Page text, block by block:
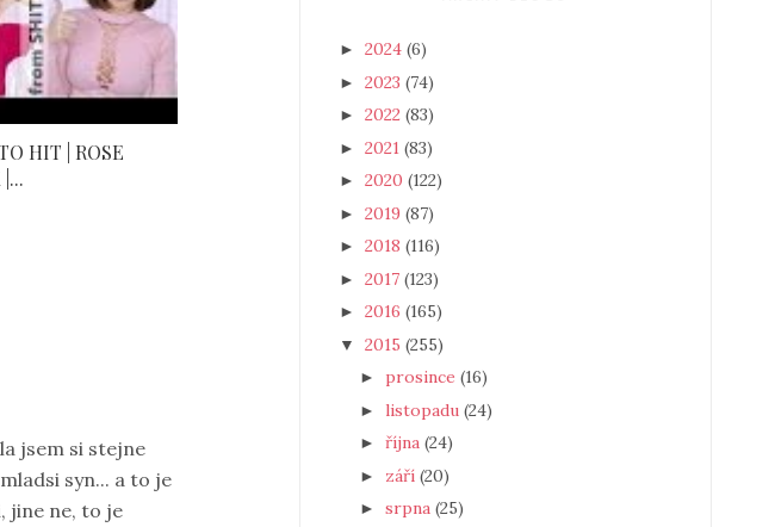
HIT | ROSE
jsem si stejne
syn... a to je
jine ne, to je
► 2024 (6)
► 2023 (74)
► 2022 (83)
► 2021 (83)
► 2020 (122)
► 2019 (87)
► 2018 (116)
► 2017 (123)
► 2016 (165)
▼ 2015 (255)
► prosince (16)
► listopadu (24)
► října (24)
► září (20)
► srpna (25)